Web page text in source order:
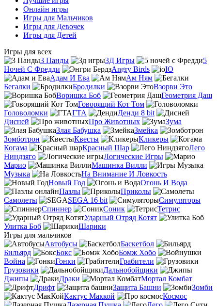
Онлайн игры
Игры для Мальчиков
Игры для Девочек
Игры для Детей
Игры для всех
3 Панды
3Д Игры
5
Ночей С Фредди
Angry Birds
IO
Адам И Ева
Ам Ням
Бегалки
Бродилки
Взорви Это
Воришка Боб
Геометрия Даш
Говорящий Кот Том
Головоломки
ГТА
Денди 8 bit
Дисней
Про Животных
Зума
Злая Бабушка
Змейка
Зомботрон
Квесты
Кликеры
Когама
Красный Шар
Лего
Ниндзяго
Логические Игры
Марио
Машинка Вилли
Музыка
На Внимание И Ловкость
Новый Год
Огонь И Вода
Пазлы
Приколы
Самолеты
SEGA 16 bit
Симуляторы
Спиннер
Соник
Тетрис
Ударный Отряд Котят
Улитка Боб
Шарики
Игры для мальчиков
Автобусы
Баскетбол
Бильярд
Бокс
Бомж Хобо
Война
Гонки
Грабители
Грузовики
Дальнобойщики
Джипы
Драки
Мортал Комбат
Дрифт
Защита Башни
Зомби
Кактус Маккой
Космос